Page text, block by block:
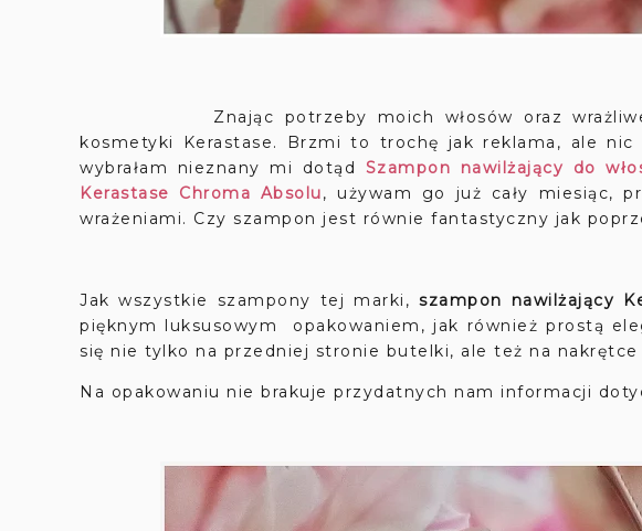
Znając potrzeby moich włosów oraz wrażliwej
kosmetyki Kerastase. Brzmi to trochę jak reklama, ale
wybrałam nieznany mi dotąd Szampon nawilżający do
Kerastase Chroma Absolu, używam go już cały miesiąc,
wrażeniami. Czy szampon jest równie fantastyczny jak
Jak wszystkie szampony tej marki,szampon nawilżający
pięknym luksusowym opakowaniem, jak również prostą
się nie tylko na przedniej stronie butelki, ale też na
Na opakowaniu nie brakuje przydatnych nam informacji